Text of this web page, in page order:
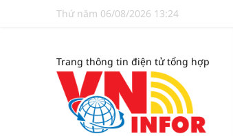
Thứ năm 06/08/2026 13:24
Trang thông tin điện tử tổng hợp